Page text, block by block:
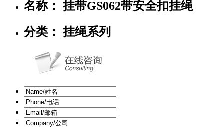
名称： 挂带GS062带安全扣挂绳
分类： 挂绳系列